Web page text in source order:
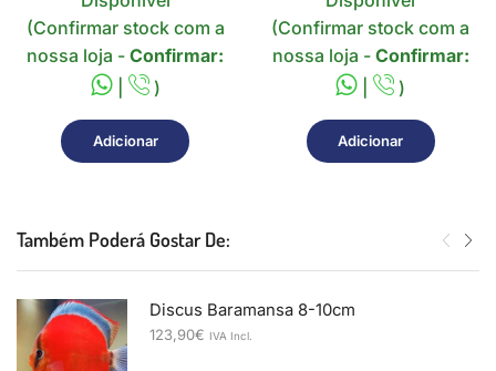
(Confirmar stock com a
nossa loja -Confirmar:
|
)
Adicionar
(Confirmar stock com a
nossa loja - Confirmar:
|
)
Adicionar
Também Poderá Gostar De:
Discus Baramansa 8-10cm
123,90€ IVA Incl.